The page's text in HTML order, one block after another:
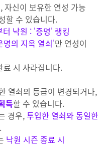
자신이 보유한 연성 가능
할 수 있습니다.
낙원 : '증명' 랭킹
명의 지옥 열쇠'만 연성이
료 시 사라집니다.
열쇠의 등급이 변경되거나,
득할 수 있습니다.
경우,투입한 열쇠와 동일한
낙원 시즌 종료 시